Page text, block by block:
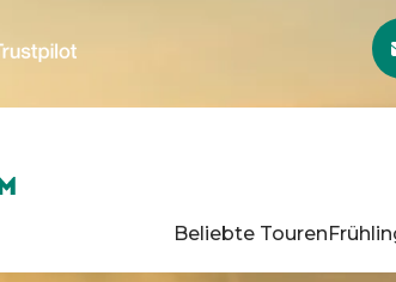
Beliebte Touren